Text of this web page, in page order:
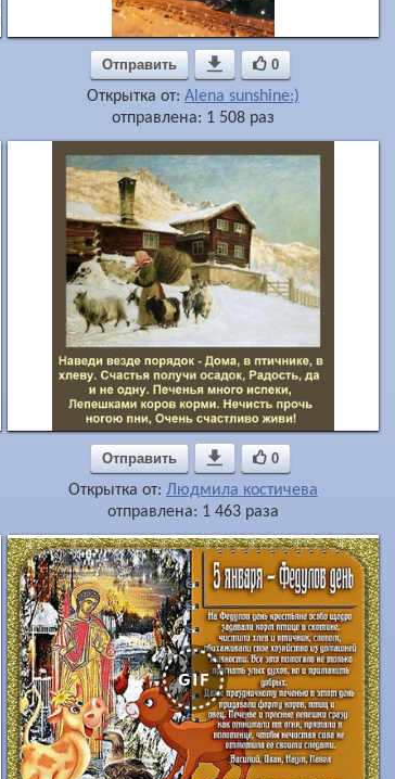
Отправить  0
Открытка от: Alena sunshine:)
отправлена: 1 508 раз
Отправить  0
Открытка от: Людмила костичева
отправлена: 1 463 раза